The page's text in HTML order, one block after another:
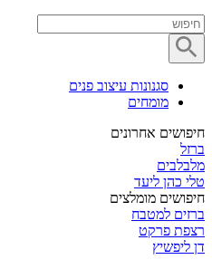
סגנונות עיצוב פנים
מומחים
חיפושים אחרונים
ברזל
מלבלבים
טלי כהן ליעד
חיפושים מומלצים
ברזים למטבח
רצפת פרקט
דן ליפשיץ